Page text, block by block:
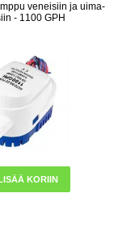
veneisiin ja uima-
- 1100 GPH